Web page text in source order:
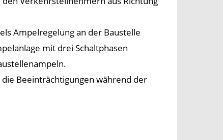
Ampelregelung an der Baustelle
mit drei Schaltphasen
Beeinträchtigungen während der